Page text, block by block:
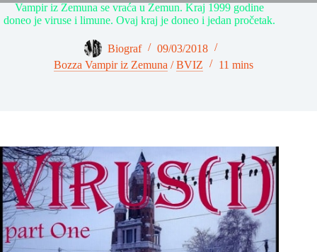
Vampir iz Zemuna se vraća u Zemun. Kraj 1999 godine
doneo je viruse i limune. Ovaj kraj je doneo i jedan pročetak.
Biograf
09/03/2018
Bozza Vampir iz Zemuna /BVIZ 11 mins